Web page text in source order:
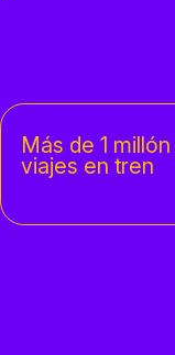
Más de 1
viajes en tren